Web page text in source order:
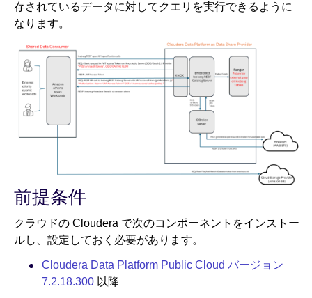
存されているデータに対してクエリを実行できるように
なります。
前提条件
クラウドの Cloudera で次のコンポーネントをインストー
ルし、設定しておく必要があります。
Cloudera Data Platform Public Cloud バージョン
7.2.18.300 以降